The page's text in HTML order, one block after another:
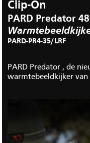
Clip-On
PARD Predator
PARD-PR4-35/LRF
PARD Predator , de
warmtebeeldkijker van